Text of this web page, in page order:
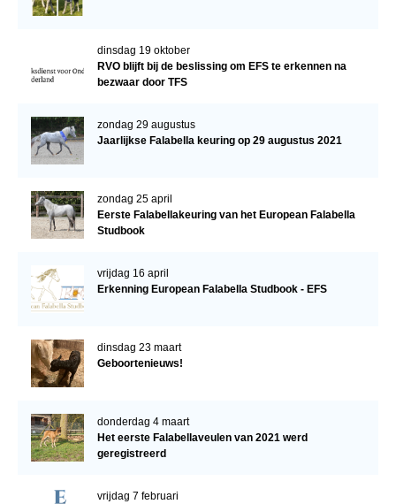
dinsdag 19 oktober
RVO blijft bij de beslissing om EFS te erkennen na
bezwaar door TFS
zondag 29 augustus
Jaarlijkse Falabella keuring op 29 augustus 2021
zondag 25 april
Eerste Falabellakeuring van het European Falabella
Studbook
vrijdag 16 april
Erkenning European Falabella Studbook - EFS
dinsdag 23 maart
Geboortenieuws!
donderdag 4 maart
Het eerste Falabellaveulen van 2021 werd
geregistreerd
vrijdag 7 februari